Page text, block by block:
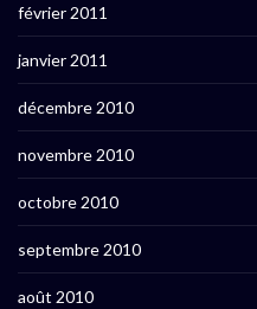
février 2011
janvier 2011
décembre 2010
novembre 2010
octobre 2010
septembre 2010
août 2010